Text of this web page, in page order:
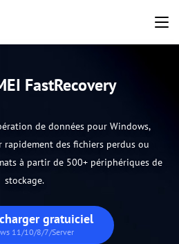
FastRecovery
de données pour Windows,
rapidement des fichiers perdus ou
à partir de 500+ périphériques de
stockage.
gratuiciel
11/10/8/7/Server